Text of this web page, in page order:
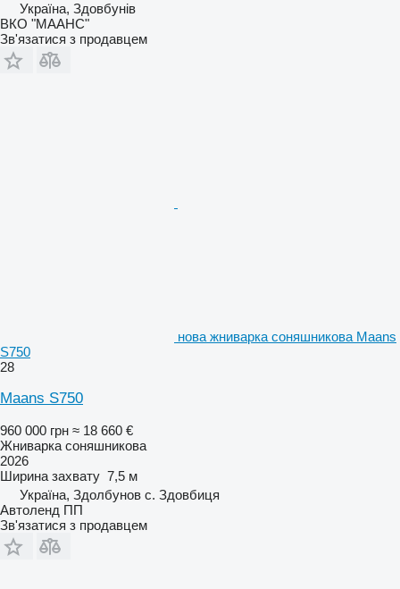
Україна, Здовбунів
ВКО "МААНС"
Зв'язатися з продавцем
нова жниварка соняшникова Maans
S750
28
Maans S750
960 000 грн ≈ 18 660 €
Жниварка соняшникова
2026
Ширина захвату 7,5 м
Україна, Здолбунов с. Здовбиця
Автоленд ПП
Зв'язатися з продавцем